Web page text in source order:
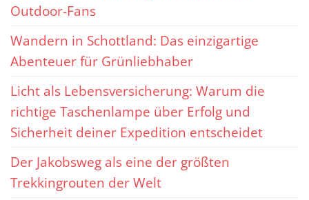
Outdoor-Fans
Wandern in Schottland: Das einzigartige
Abenteuer für Grünliebhaber
Licht als Lebensversicherung: Warum die
richtige Taschenlampe über Erfolg und
Sicherheit deiner Expedition entscheidet
Der Jakobsweg als eine der größten
Trekkingrouten der Welt